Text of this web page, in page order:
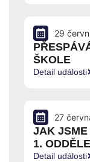
29
ŠKOLE
Detail události
27
JAK JSME
1.
Detail události